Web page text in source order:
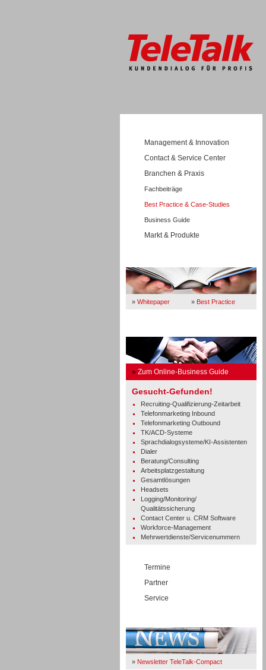
Management & Innovation
Contact & Service Center
Branchen & Praxis
Fachbeiträge
Best Practice & Case-Studies
Business Guide
Markt & Produkte
» Whitepaper » Best Practice
» Zum Online-Business Guide
Gesucht-Gefunden!
Recruiting-Qualifizierung-Zeitarbeit
Telefonmarketing Inbound
Telefonmarketing Outbound
TK/ACD-Systeme
Sprachdialogsysteme/KI-Assistenten
Dialer
Beratung/Consulting
Arbeitsplatzgestaltung
Gesamtlösungen
Headsets
Logging/Monitoring/
Qualitätssicherung
Contact Center u. CRM Software
Workforce-Management
Mehrwertdienste/Servicenummern
Termine
Partner
Service
» Newsletter TeleTalk-Compact